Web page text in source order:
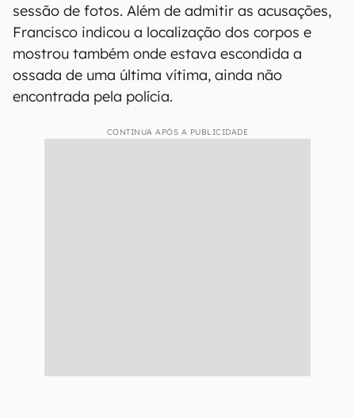
sessão de fotos. Além de admitir as acusações,
Francisco indicou a localização dos corpos e
mostrou também onde estava escondida a
ossada de uma última vítima, ainda não
encontrada pela polícia.
CONTINUA APÓS A PUBLICIDADE